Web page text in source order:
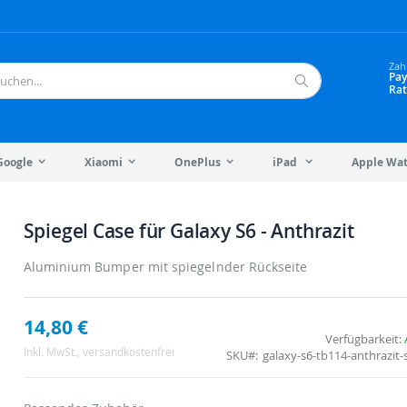
Xiaomi OnePlus iPad Apple
Spiegel Case für Galaxy S6 - Anthrazit
Aluminium Bumper mit spiegelnder Rückseite
14,80 €
Inkl. MwSt., versandkostenfrei
Verfügbarkeit:
SKU
galaxy-s6-tb114-anthrazit-